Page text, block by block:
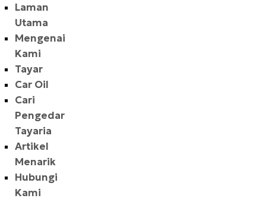
Laman
Utama
Mengenai
Kami
Tayar
Car Oil
Cari
Pengedar
Tayaria
Artikel
Menarik
Hubungi
Kami